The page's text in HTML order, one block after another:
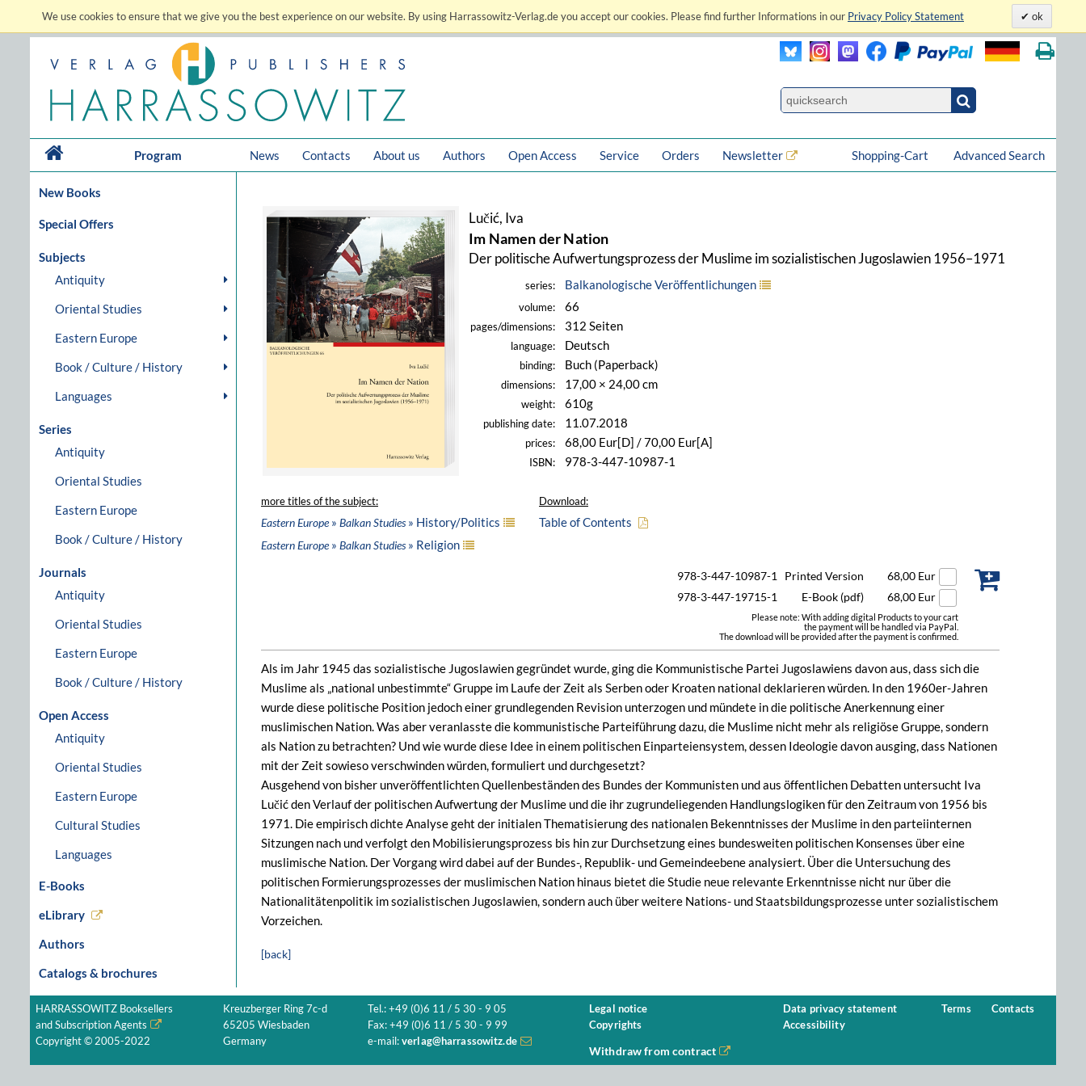
We use cookies to ensure that we give you the best experience on our website. By using Harrassowitz-Verlag.de you accept our cookies. Please find further Informations in our Privacy Policy Statement ok
Program News Contacts About us Authors Open Access Service Orders Newsletter Advanced Search
Shopping-Cart
New Books
Special Offers
Subjects
Antiquity
Oriental Studies
Eastern Europe
Book / Culture / History
Languages
Series
Antiquity
Oriental Studies
Eastern Europe
Book / Culture / History
Journals
Antiquity
Oriental Studies
Eastern Europe
Book / Culture / History
Open Access
Antiquity
Oriental Studies
Eastern Europe
Cultural Studies
Languages
E-Books
eLibrary
Authors
Catalogs & brochures
Lučić, Iva
Im Namen der Nation
Der politische Aufwertungsprozess der Muslime im sozialistischen Jugoslawien 1956–1971
series: Balkanologische Veröffentlichungen
volume: 66
pages/dimensions: 312 Seiten
language: Deutsch
binding: Buch (Paperback)
dimensions: 17,00 × 24,00 cm
weight: 610g
publishing date: 11.07.2018
prices: 68,00 Eur[D] / 70,00 Eur[A]
ISBN: 978-3-447-10987-1
more titles of the subject:
Eastern Europe» Balkan Studies» History/Politics
Eastern Europe» Balkan Studies» Religion
Download:
Table of Contents
978-3-447-10987-1 Printed Version
68,00 Eur
978-3-447-19715-1
E-Book (pdf) 68,00 Eur
Please note: With adding digital Products to your cart
the payment will be handled via PayPal.
The download will be provided after the payment is confirmed.
Als im Jahr 1945 das sozialistische Jugoslawien gegründet wurde, ging die Kommunistische Partei Jugoslawiens davon aus, dass sich die
Muslime als „national unbestimmte“ Gruppe im Laufe der Zeit als Serben oder Kroaten national deklarieren würden. In den 1960er-Jahren
wurde diese politische Position jedoch einer grundlegenden Revision unterzogen und mündete in die politische Anerkennung einer
muslimischen Nation. Was aber veranlasste die kommunistische Parteiführung dazu, die Muslime nicht mehr als religiöse Gruppe, sondern
als Nation zu betrachten? Und wie wurde diese Idee in einem politischen Einparteiensystem, dessen Ideologie davon ausging, dass Nationen
mit der Zeit sowieso verschwinden würden, formuliert und durchgesetzt?
Ausgehend von bisher unveröffentlichten Quellenbeständen des Bundes der Kommunisten und aus öffentlichen Debatten untersucht Iva
Lučić den Verlauf der politischen Aufwertung der Muslime und die ihr zugrundeliegenden Handlungslogiken für den Zeitraum von 1956 bis
1971. Die empirisch dichte Analyse geht der initialen Thematisierung des nationalen Bekenntnisses der Muslime in den parteiinternen
Sitzungen nach und verfolgt den Mobilisierungsprozess bis hin zur Durchsetzung eines bundesweiten politischen Konsenses über eine
muslimische Nation. Der Vorgang wird dabei auf der Bundes-, Republik- und Gemeindeebene analysiert. Über die Untersuchung des
politischen Formierungsprozesses der muslimischen Nation hinaus bietet die Studie neue relevante Erkenntnisse nicht nur über die
Nationalitätenpolitik im sozialistischen Jugoslawien, sondern auch über weitere Nations- und Staatsbildungsprozesse unter sozialistischem
Vorzeichen.
[back]
HARRASSOWITZ Booksellers
and Subscription Agents
Copyright © 2005-2022
Kreuzberger Ring 7c-d
65205 Wiesbaden
Germany
Tel.: +49 (0)6 11 / 5 30 - 9 05
Fax: +49 (0)6 11 / 5 30 - 9 99
e-mail: verlag@harrassowitz.de
Legal notice
Copyrights
Data privacy statement
Accessibility
Terms Contacts
Withdraw from contract